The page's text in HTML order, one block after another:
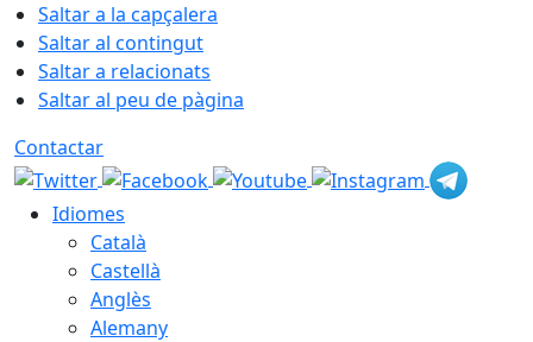
Saltar a la capçalera
Saltar al contingut
Saltar a relacionats
Saltar al peu de pàgina
Contactar
Idiomes
Català
Castellà
Anglès
Alemany